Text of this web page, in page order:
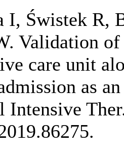
I, Świstek R,
Validation
care unit
as
Intensive